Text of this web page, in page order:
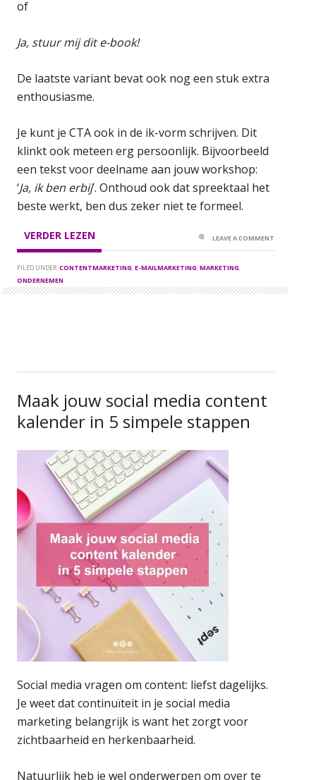
of
Ja, stuur mij dit e-book!
De laatste variant bevat ook nog een stuk extra
enthousiasme.
Je kunt je CTA ook in de ik-vorm schrijven. Dit
klinkt ook meteen erg persoonlijk. Bijvoorbeeld
een tekst voor deelname aan jouw workshop:
‘Ja, ik ben erbij’. Onthoud ook dat spreektaal het
beste werkt, ben dus zeker niet te formeel.
VERDER LEZEN
FILED UNDER:CONTENTMARKETING,E-MAILMARKETING,MARKETING,
ONDERNEMEN
LEAVE A COMMENT
Maak jouw social media content
kalender in 5 simpele stappen
Social media vragen om content: liefst dagelijks.
Je weet dat continuïteit in je social media
marketing belangrijk is want het zorgt voor
zichtbaarheid en herkenbaarheid.
Natuurlijk heb je wel onderwerpen om over te